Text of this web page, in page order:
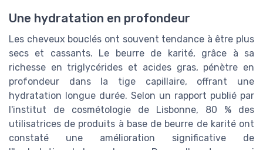
Une hydratation en profondeur
Les cheveux bouclés ont souvent tendance à être plus
secs et cassants. Le beurre de karité, grâce à sa
richesse en triglycérides et acides gras, pénètre en
profondeur dans la tige capillaire, offrant une
hydratation longue durée. Selon un rapport publié par
l'institut de cosmétologie de Lisbonne, 80 % des
utilisatrices de produits à base de beurre de karité ont
constaté une amélioration significative de